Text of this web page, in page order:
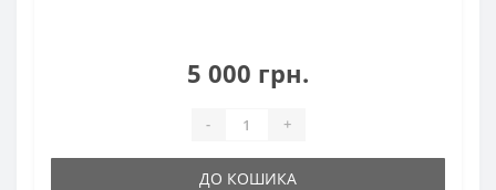
5 000 грн.
- +
ДО КОШИКА